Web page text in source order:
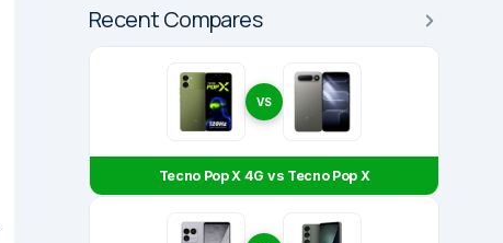
Recent Compares
VS
Tecno Pop X 4G vs Tecno Pop X